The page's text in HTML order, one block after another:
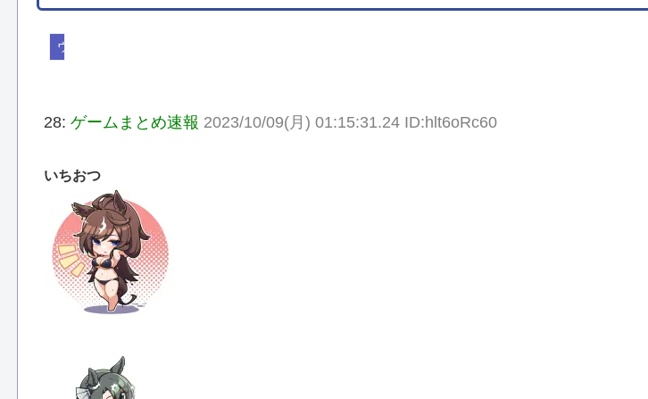
ウマ娘
28: ゲームまとめ速報 2023/10/09(月) 01:15:31.24 ID:hlt6oRc60
いちおつ